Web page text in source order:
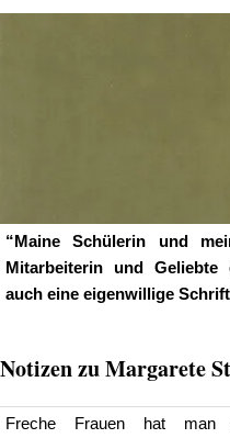
“Maine Schülerin und
Mitarbeiterin und
auch eine eigenwillige
Notizen zu Margarete
Freche Frauen hat man